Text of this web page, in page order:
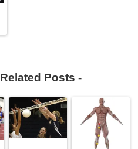
Related Posts -